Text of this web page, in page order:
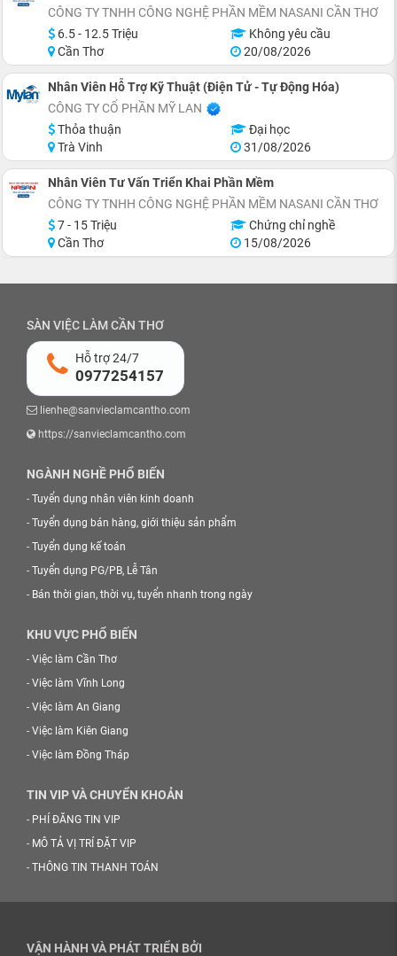
CÔNG TY TNHH CÔNG NGHỆ PHẦN MỀM NASANI CẦN THƠ
6.5 - 12.5 Triệu
Không yêu cầu
Cần Thơ
20/08/2026
Nhân Viên Hỗ Trợ Kỹ Thuật (Điện Tử - Tự Động Hóa)
CÔNG TY CỔ PHẦN MỸ LAN
Thỏa thuận
Đại học
Trà Vinh
31/08/2026
Nhân Viên Tư Vấn Triển Khai Phần Mềm
CÔNG TY TNHH CÔNG NGHỆ PHẦN MỀM NASANI CẦN THƠ
7 - 15 Triệu
Chứng chỉ nghề
Cần Thơ
15/08/2026
SÀN VIỆC LÀM CẦN THƠ
Hỗ trợ 24/7
0977254157
lienhe@sanvieclamcantho.com
https://sanvieclamcantho.com
NGÀNH NGHỀ PHỔ BIẾN
- Tuyển dụng nhân viên kinh doanh
- Tuyển dụng bán hàng, giới thiệu sản phẩm
- Tuyển dụng kế toán
- Tuyển dụng PG/PB, Lễ Tân
- Bán thời gian, thời vụ, tuyển nhanh trong ngày
KHU VỰC PHỔ BIẾN
- Việc làm Cần Thơ
- Việc làm Vĩnh Long
- Việc làm An Giang
- Việc làm Kiên Giang
- Việc làm Đồng Tháp
TIN VIP VÀ CHUYỂN KHOẢN
- PHÍ ĐĂNG TIN VIP
- MÔ TẢ VỊ TRÍ ĐẶT VIP
- THÔNG TIN THANH TOÁN
VẬN HÀNH VÀ PHÁT TRIỂN BỞI